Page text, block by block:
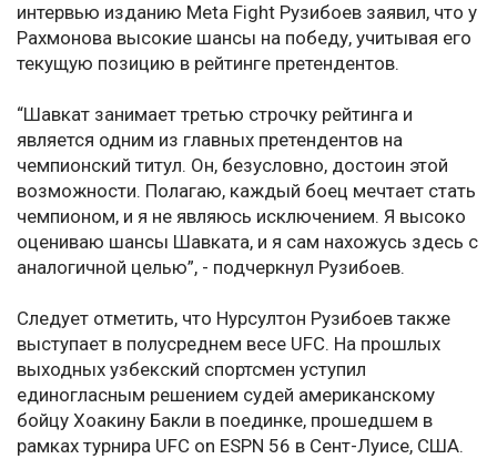
интервью изданию Meta Fight Рузибоев заявил, что у
Рахмонова высокие шансы на победу, учитывая его
текущую позицию в рейтинге претендентов.
“Шавкат занимает третью строчку рейтинга и
является одним из главных претендентов на
чемпионский титул. Он, безусловно, достоин этой
возможности. Полагаю, каждый боец мечтает стать
чемпионом, и я не являюсь исключением. Я высоко
оцениваю шансы Шавката, и я сам нахожусь здесь с
аналогичной целью”, - подчеркнул Рузибоев.
Следует отметить, что Нурсултон Рузибоев также
выступает в полусреднем весе UFC. На прошлых
выходных узбекский спортсмен уступил
единогласным решением судей американскому
бойцу Хоакину Бакли в поединке, прошедшем в
рамках турнира UFC on ESPN 56 в Сент-Луисе, США.